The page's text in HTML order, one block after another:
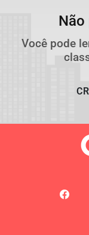
Não
Você pode